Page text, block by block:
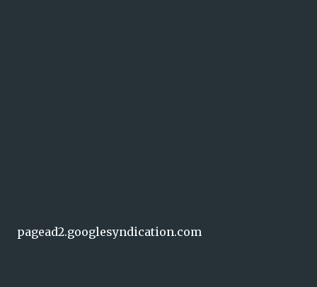
pagead2.googlesyndication.com